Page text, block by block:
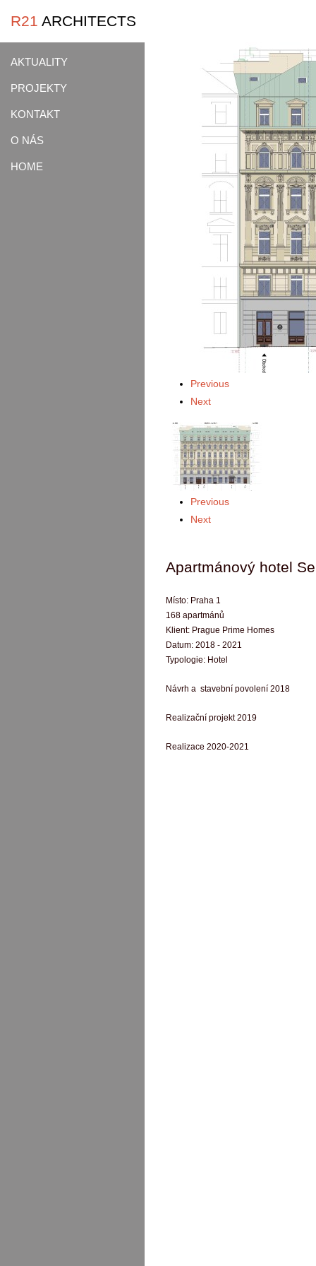
R21 ARCHITECTS
AKTUALITY
PROJEKTY
KONTAKT
O NÁS
HOME
Previous
Next
Previous
Next
Apartmánový hotel
Místo: Praha 1
168 apartmánů
Klient: Prague Prime Homes
Datum: 2018 - 2021
Typologie: Hotel
Návrh a stavební povolení 2018
Realizační projekt 2019
Realizace 2020-2021